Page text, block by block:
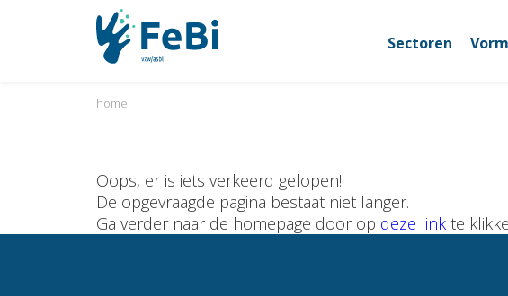
Sectoren
home
Oops, er is iets verkeerd gelopen!
De opgevraagde pagina bestaat niet langer.
Ga verder naar de homepage door op deze link te